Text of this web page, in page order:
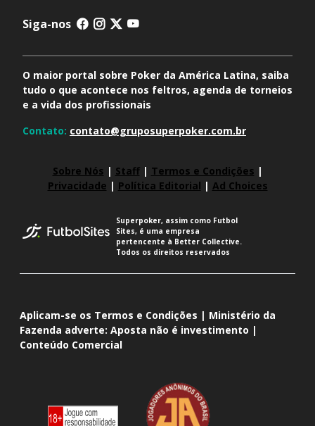
Siga-nos
O maior portal sobre Poker da América Latina, saiba
tudo o que acontece nos feltros, agenda de torneios
e a vida dos profissionais
Contato: contato@gruposuperpoker.com.br
Sobre Nós | Staff| Termos e Condições |
Privacidade | Política Editorial | Ad Choices
Superpoker, assim como Futbol
Sites, é uma empresa
pertencente à Better Collective.
Todos os direitos reservados
Aplicam-se os Termos e Condições | Ministério da
Fazenda adverte: Aposta não é investimento |
Conteúdo Comercial